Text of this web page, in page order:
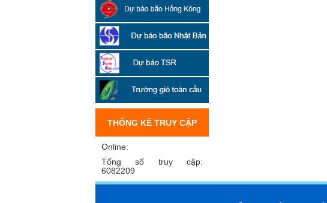
THỐNG KÊ TRUY CẬP
Online:
Tổng số truy cập:
6082209